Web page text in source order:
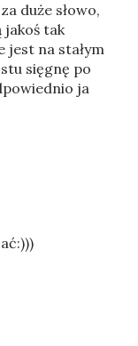
duże słowo,
jakoś tak
jest na stałym
sięgnę po
ja